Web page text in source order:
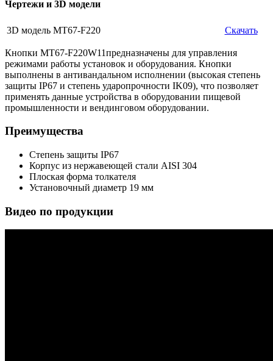
Чертежи и 3D модели
3D модель MT67-F220 Скачать
Кнопки MT67-F220W11предназначены для управления
режимами работы установок и оборудования. Кнопки
выполнены в антивандальном исполнении (высокая степень
защиты IP67 и степень ударопрочности IK09), что позволяет
применять данные устройства в оборудовании пищевой
промышленности и вендинговом оборудовании.
Преимущества
Степень защиты IP67
Корпус из нержавеющей стали AISI 304
Плоская форма толкателя
Установочный диаметр 19 мм
Видео по продукции